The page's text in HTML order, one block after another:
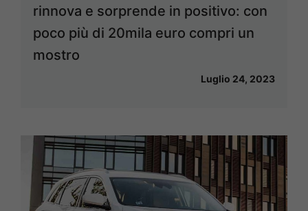
rinnova e sorprende in positivo: con
poco più di 20mila euro compri un
mostro
Luglio 24, 2023